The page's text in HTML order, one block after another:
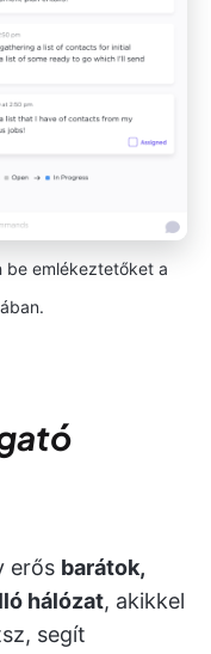
be emlékeztetőket a
erős barátok,
hálózat, akikkel
segít